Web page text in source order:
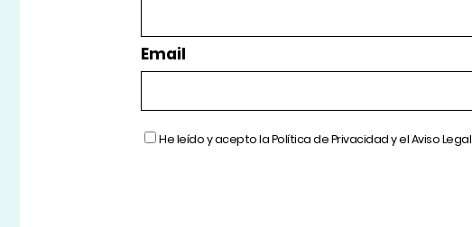
Email
He leído y acepto laPolítica de Privacidady elAviso Legal